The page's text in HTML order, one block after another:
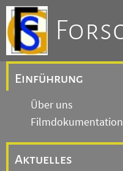
Einführung
Über uns
Filmdokumentation
Aktuelles